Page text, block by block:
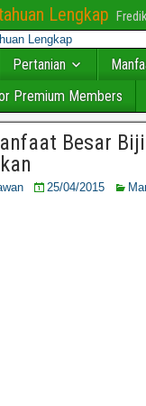
Lengkap
Pertanian
Premium Members
Besar
25/04/2015